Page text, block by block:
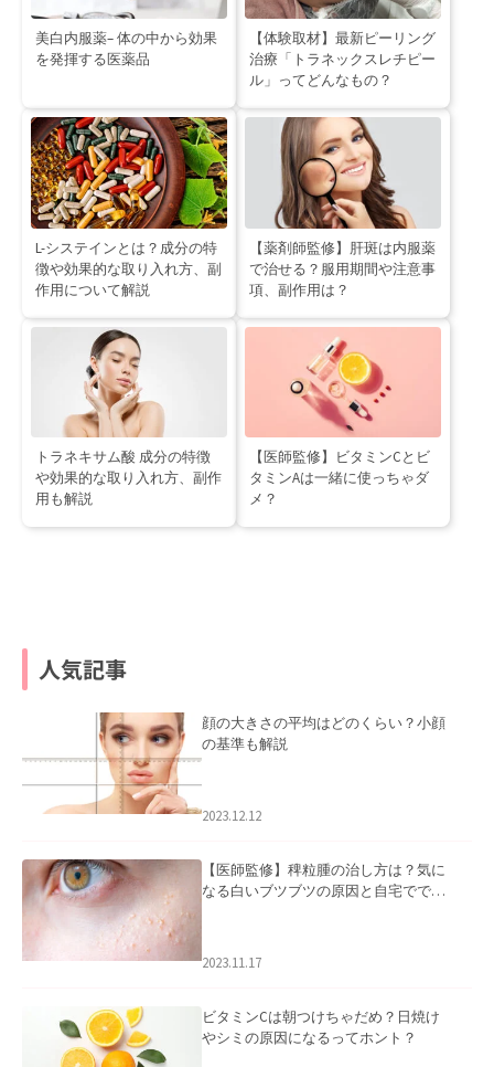
美白内服薬– 体の中から効果
を発揮する医薬品
【体験取材】最新ピーリング
治療「トラネックスレチピー
ル」ってどんなもの？
L-システインとは？成分の特
徴や効果的な取り入れ方、副
作用について解説
【薬剤師監修】肝斑は内服薬
で治せる？服用期間や注意事
項、副作用は？
トラネキサム酸 成分の特徴
や効果的な取り入れ方、副作
用も解説
【医師監修】ビタミンCとビ
タミンAは一緒に使っちゃダ
メ？
人気記事
顔の大きさの平均はどのくらい？小顔
の基準も解説
2023.12.12
【医師監修】稗粒腫の治し方は？気に
なる白いブツブツの原因と自宅ででき
2023.11.17
ビタミンCは朝つけちゃだめ？日焼け
やシミの原因になるってホント？